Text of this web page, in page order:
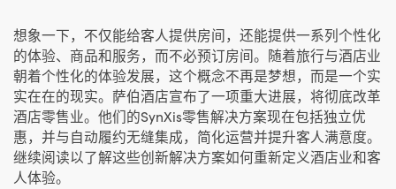
想象一下，不仅能给客人提供房间，还能提供一系列个性化
的体验、商品和服务，而不必预订房间。随着旅行与酒店业
朝着个性化的体验发展，这个概念不再是梦想，而是一个实
实在在的现实。萨伯酒店宣布了一项重大进展，将彻底改革
酒店零售业。他们的SynXis零售解决方案现在包括独立优
惠，并与自动履约无缝集成，简化运营并提升客人满意度。
继续阅读以了解这些创新解决方案如何重新定义酒店业和客
人体验。